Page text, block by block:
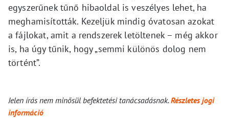
egyszerűnek tűnő hibaoldal is veszélyes lehet, ha
meghamisították. Kezeljük mindig óvatosan azokat
a fájlokat, amit a rendszerek letöltenek – még akkor
is, ha úgy tűnik, hogy „semmi különös dolog nem
történt”.
Jelen írás nem minősül befektetési tanácsadásnak.Részletes jogi
információ